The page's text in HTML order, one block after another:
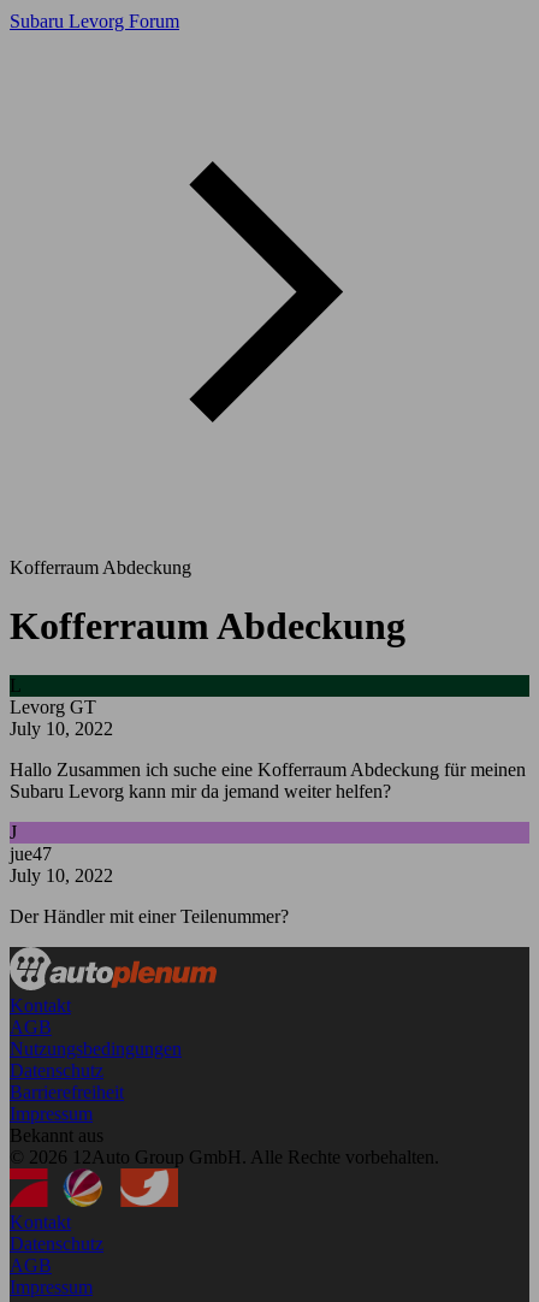
Subaru Levorg Forum
Kofferraum Abdeckung
Kofferraum Abdeckung
L
Levorg GT
July 10, 2022
Hallo Zusammen ich suche eine Kofferraum Abdeckung für meinen
Subaru Levorg kann mir da jemand weiter helfen?
J
jue47
July 10, 2022
Der Händler mit einer Teilenummer?
Kontakt
AGB
Nutzungsbedingungen
Datenschutz
Barrierefreiheit
Impressum
Bekannt aus
© 2026 12Auto Group GmbH. Alle Rechte vorbehalten.
Kontakt
Datenschutz
AGB
Impressum